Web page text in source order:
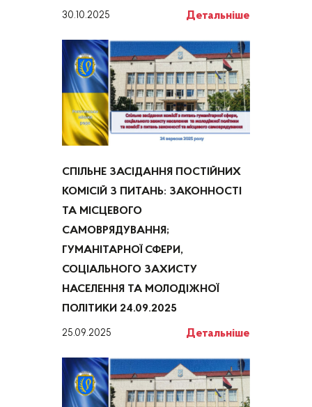
30.10.2025 Детальніше
СПІЛЬНЕ ЗАСІДАННЯ ПОСТІЙНИХ
КОМІСІЙ З ПИТАНЬ: ЗАКОННОСТІ
ТА МІСЦЕВОГО
САМОВРЯДУВАННЯ;
ГУМАНІТАРНОЇ СФЕРИ,
СОЦІАЛЬНОГО ЗАХИСТУ
НАСЕЛЕННЯ ТА МОЛОДІЖНОЇ
ПОЛІТИКИ 24.09.2025
25.09.2025 Детальніше